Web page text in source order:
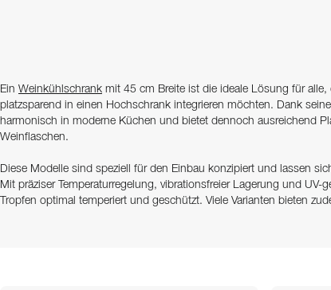
Ein Weinkühlschrank mit 45 cm Breite ist die ideale Lösung für
platzsparend in einen Hochschrank integrieren möchten. Dank
harmonisch in moderne Küchen und bietet dennoch ausreichend
Weinflaschen.
Diese Modelle sind speziell für den Einbau konzipiert und lassen
Mit präziser Temperaturregelung, vibrationsfreier Lagerung und UV-
Tropfen optimal temperiert und geschützt. Viele Varianten bieten